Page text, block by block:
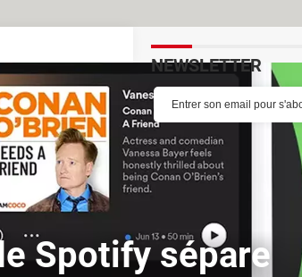
Spotify sépare
NEWSLETTER